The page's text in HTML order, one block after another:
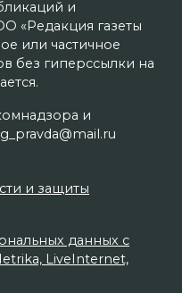
и
«Редакция газеты
или частичное
без гиперссылки на
и
и защиты
данных с
LiveInternet,